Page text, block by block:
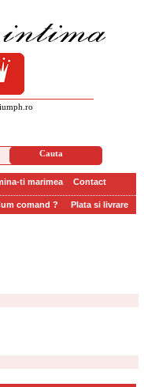
ti marimea Contact
comand ? Plata si livrare